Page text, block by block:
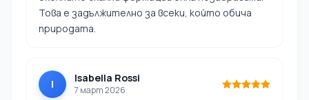
Това е задължително за всеки, който обича
природата.
I Isabella Rossi
7 март 2026